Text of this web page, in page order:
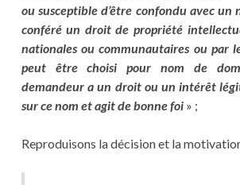
ou susceptible d’être confondu avec un
conféré un droit de propriété
nationales ou communautaires ou par
peut être choisi pour nom de
demandeur a un droit ou un intérêt
sur ce nom et agit de bonne foi » ;
Reproduisons la décision et la